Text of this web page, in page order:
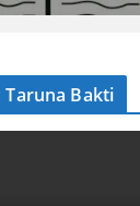
Taruna Bakti